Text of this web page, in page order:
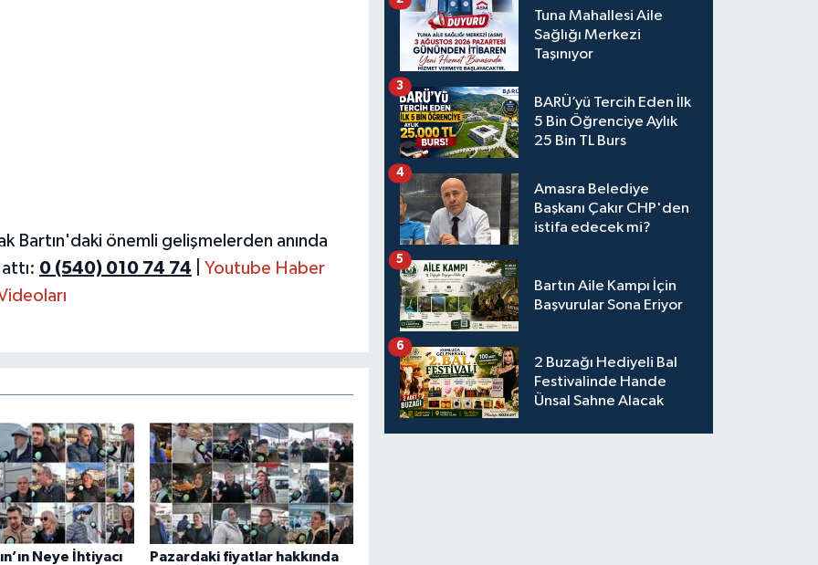
Bartın'daki önemli gelişmelerden anında
0 (540) 010 74 74
Youtube Haber
Neye İhtiyacı
Pazardaki fiyatlar hakkında
Tuna Mahallesi Aile
Sağlığı Merkezi
Taşınıyor
BARÜ’yü Tercih Eden İlk
5 Bin Öğrenciye Aylık
25 Bin TL Burs
3
Amasra Belediye
Başkanı Çakır CHP'den
istifa edecek mi?
4
Bartın Aile Kampı İçin
Başvurular Sona Eriyor
5
2 Buzağı Hediyeli Bal
Festivalinde Hande
Ünsal Sahne Alacak
6